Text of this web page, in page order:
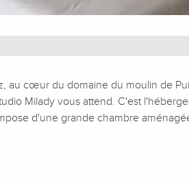
au cœur du domaine du moulin de
Milady vous attend. C'est
d'une grande chambre